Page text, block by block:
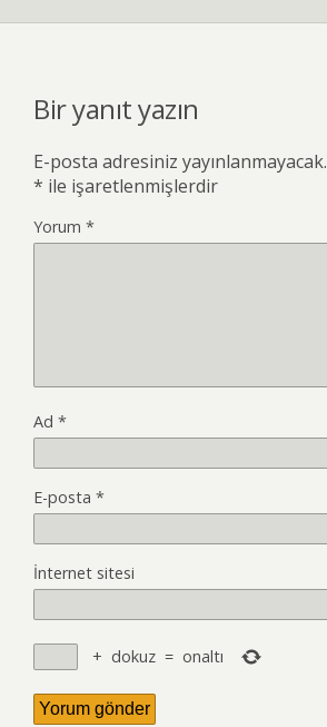
Bir yanıt yazın
E-posta adresiniz yayınlanmayacak.
* ile işaretlenmişlerdir
Yorum *
Ad *
E-posta *
İnternet sitesi
+ dokuz = onaltı